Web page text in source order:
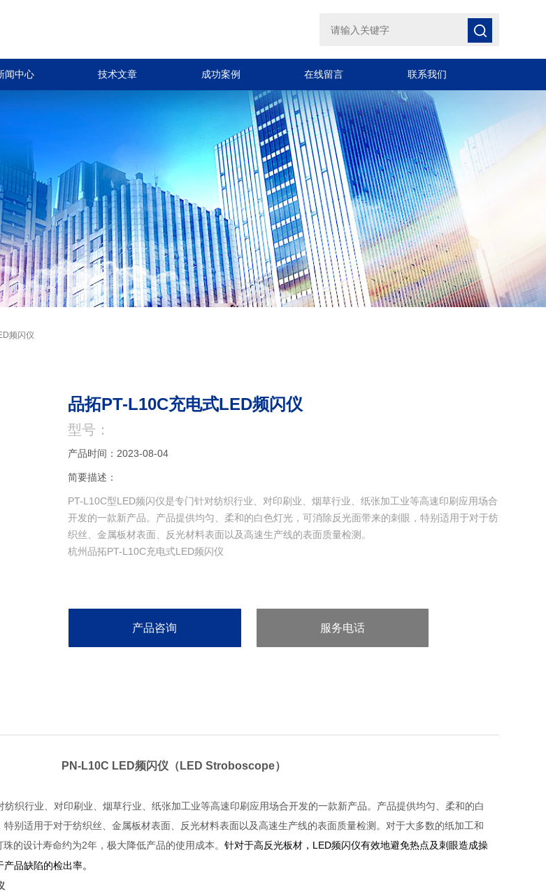
闻中心 技术文章 成功案例 在线留言 联系我们
频闪仪
品拓PT-L10C充电式LED频闪仪
型号：
产品时间：2023-08-04
简要描述：
PT-L10C型LED频闪仪是专门针对纺织行业、对印刷业、烟草行业、纸张加工业等高速印刷应用场合
开发的一款新产品。产品提供均匀、柔和的白色灯光，可消除反光面带来的刺眼，特别适用于对于纺
织丝、金属板材表面、反光材料表面以及高速生产线的表面质量检测。
杭州品拓PT-L10C充电式LED频闪仪
产品咨询 服务电话
PN-L10C LED频闪仪 （ LED Stroboscope）
纺织行业、对印刷业、烟草行业、纸张加工业等高速印刷应用场合开发的一款新产品。产品提供均匀、柔和的白
别适用于对于纺织丝、金属板材表面、反光材料表面以及高速生产线的表面质量检测。对于大多数的纸加工和
的设计寿命约为2年，极大降低产品的使用成本。针对于高反光板材， LED频闪仪有效地避免热点及刺眼造成操
产品缺陷的检出率。